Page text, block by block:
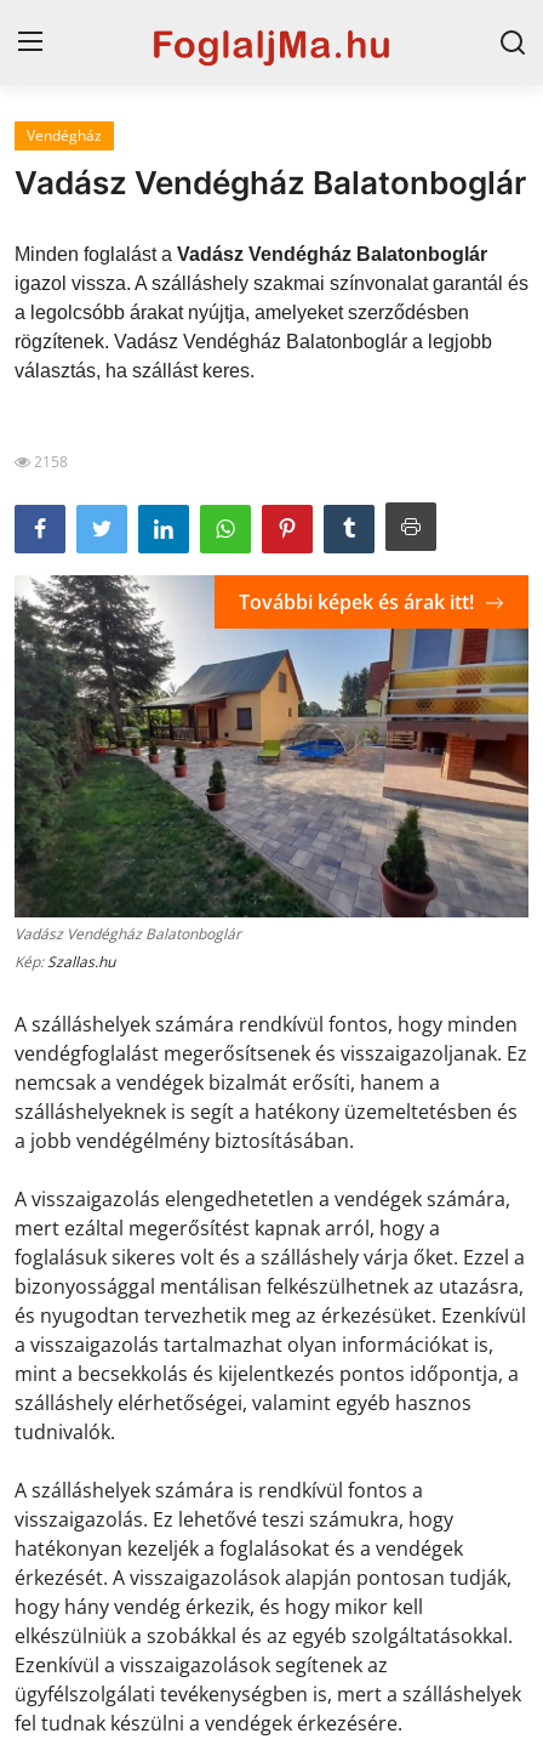
Horvát tengerpart
Horvátország
Szállások a Balatonon
Szállások Hajdúszoboszlón
Vendégház
Vadász Vendégház Balatonboglár
Minden foglalást a Vadász Vendégház Balatonboglár
igazol vissza. A szálláshely szakmai színvonalat garantál és
a legolcsóbb árakat nyújtja, amelyeket szerződésben
rögzítenek. Vadász Vendégház Balatonboglár a legjobb
választás, ha szállást keres.
2158
Vadász Vendégház Balatonboglár
Kép:Szallas.hu
További képek és árak itt!
A szálláshelyek számára rendkívül fontos, hogy minden
vendégfoglalást megerősítsenek és visszaigazoljanak. Ez
nemcsak a vendégek bizalmát erősíti, hanem a
szálláshelyeknek is segít a hatékony üzemeltetésben és
a jobb vendégélmény biztosításában.
A visszaigazolás elengedhetetlen a vendégek számára,
mert ezáltal megerősítést kapnak arról, hogy a
foglalásuk sikeres volt és a szálláshely várja őket. Ezzel a
bizonyossággal mentálisan felkészülhetnek az utazásra,
és nyugodtan tervezhetik meg az érkezésüket. Ezenkívül
a visszaigazolás tartalmazhat olyan információkat is,
mint a becsekkolás és kijelentkezés pontos időpontja, a
szálláshely elérhetőségei, valamint egyéb hasznos
tudnivalók.
A szálláshelyek számára is rendkívül fontos a
visszaigazolás. Ez lehetővé teszi számukra, hogy
hatékonyan kezeljék a foglalásokat és a vendégek
érkezését. A visszaigazolások alapján pontosan tudják,
hogy hány vendég érkezik, és hogy mikor kell
elkészülniük a szobákkal és az egyéb szolgáltatásokkal.
Ezenkívül a visszaigazolások segítenek az
ügyfélszolgálati tevékenységben is, mert a szálláshelyek
fel tudnak készülni a vendégek érkezésére.